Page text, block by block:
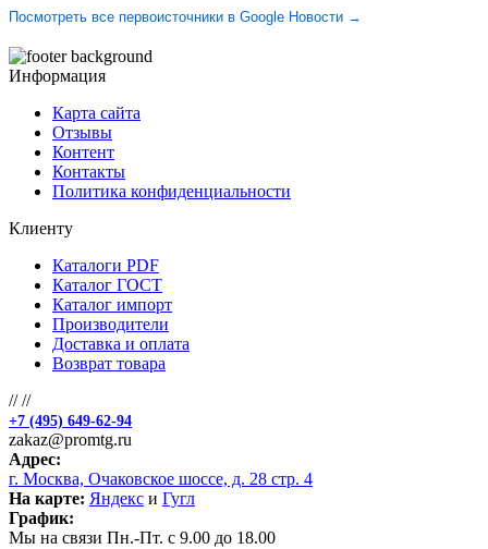
Посмотреть все первоисточники в Google Новости →
Информация
Карта сайта
Отзывы
Контент
Контакты
Политика конфиденциальности
Клиенту
Каталоги PDF
Каталог ГОСТ
Каталог импорт
Производители
Доставка и оплата
Возврат товара
////
+7 (495) 649-62-94
zakaz@promtg.ru
Адрес:
г. Москва, Очаковское шоссе, д. 28 стр. 4
На карте: Яндекс и Гугл
График:
Мы на связи Пн.-Пт. с 9.00 до 18.00